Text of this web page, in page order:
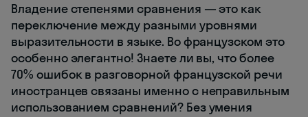
Владение степенями сравнения — это как
переключение между разными уровнями
выразительности в языке. Во французском это
особенно элегантно! Знаете ли вы, что более
70% ошибок в разговорной французской речи
иностранцев связаны именно с неправильным
использованием сравнений? Без умения